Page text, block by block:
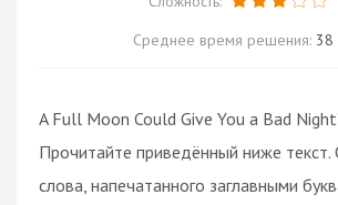
Среднее время решения: 38
A Full Moon Could Give You a Bad
Прочитайте приведённый ниже текст.
слова, напечатанного заглавными